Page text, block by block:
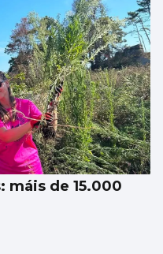
máis de 15.000